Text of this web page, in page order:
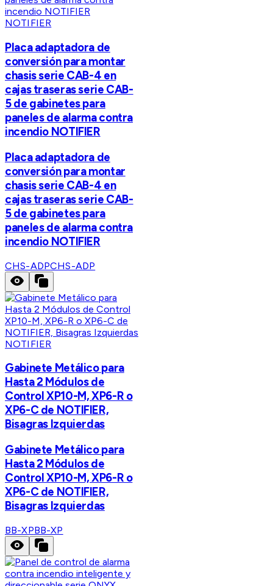
NOTIFIER
Placa adaptadora de
conversión para montar
chasis serie CAB-4 en
cajas traseras serie CAB-
5 de gabinetes para
paneles de alarma contra
incendio NOTIFIER
Placa adaptadora de
conversión para montar
chasis serie CAB-4 en
cajas traseras serie CAB-
5 de gabinetes para
paneles de alarma contra
incendio NOTIFIER
CHS-ADPCHS-ADP
NOTIFIER
Gabinete Metálico para
Hasta 2 Módulos de
Control XP10-M, XP6-R o
XP6-C de NOTIFIER,
Bisagras Izquierdas
Gabinete Metálico para
Hasta 2 Módulos de
Control XP10-M, XP6-R o
XP6-C de NOTIFIER,
Bisagras Izquierdas
BB-XPBB-XP